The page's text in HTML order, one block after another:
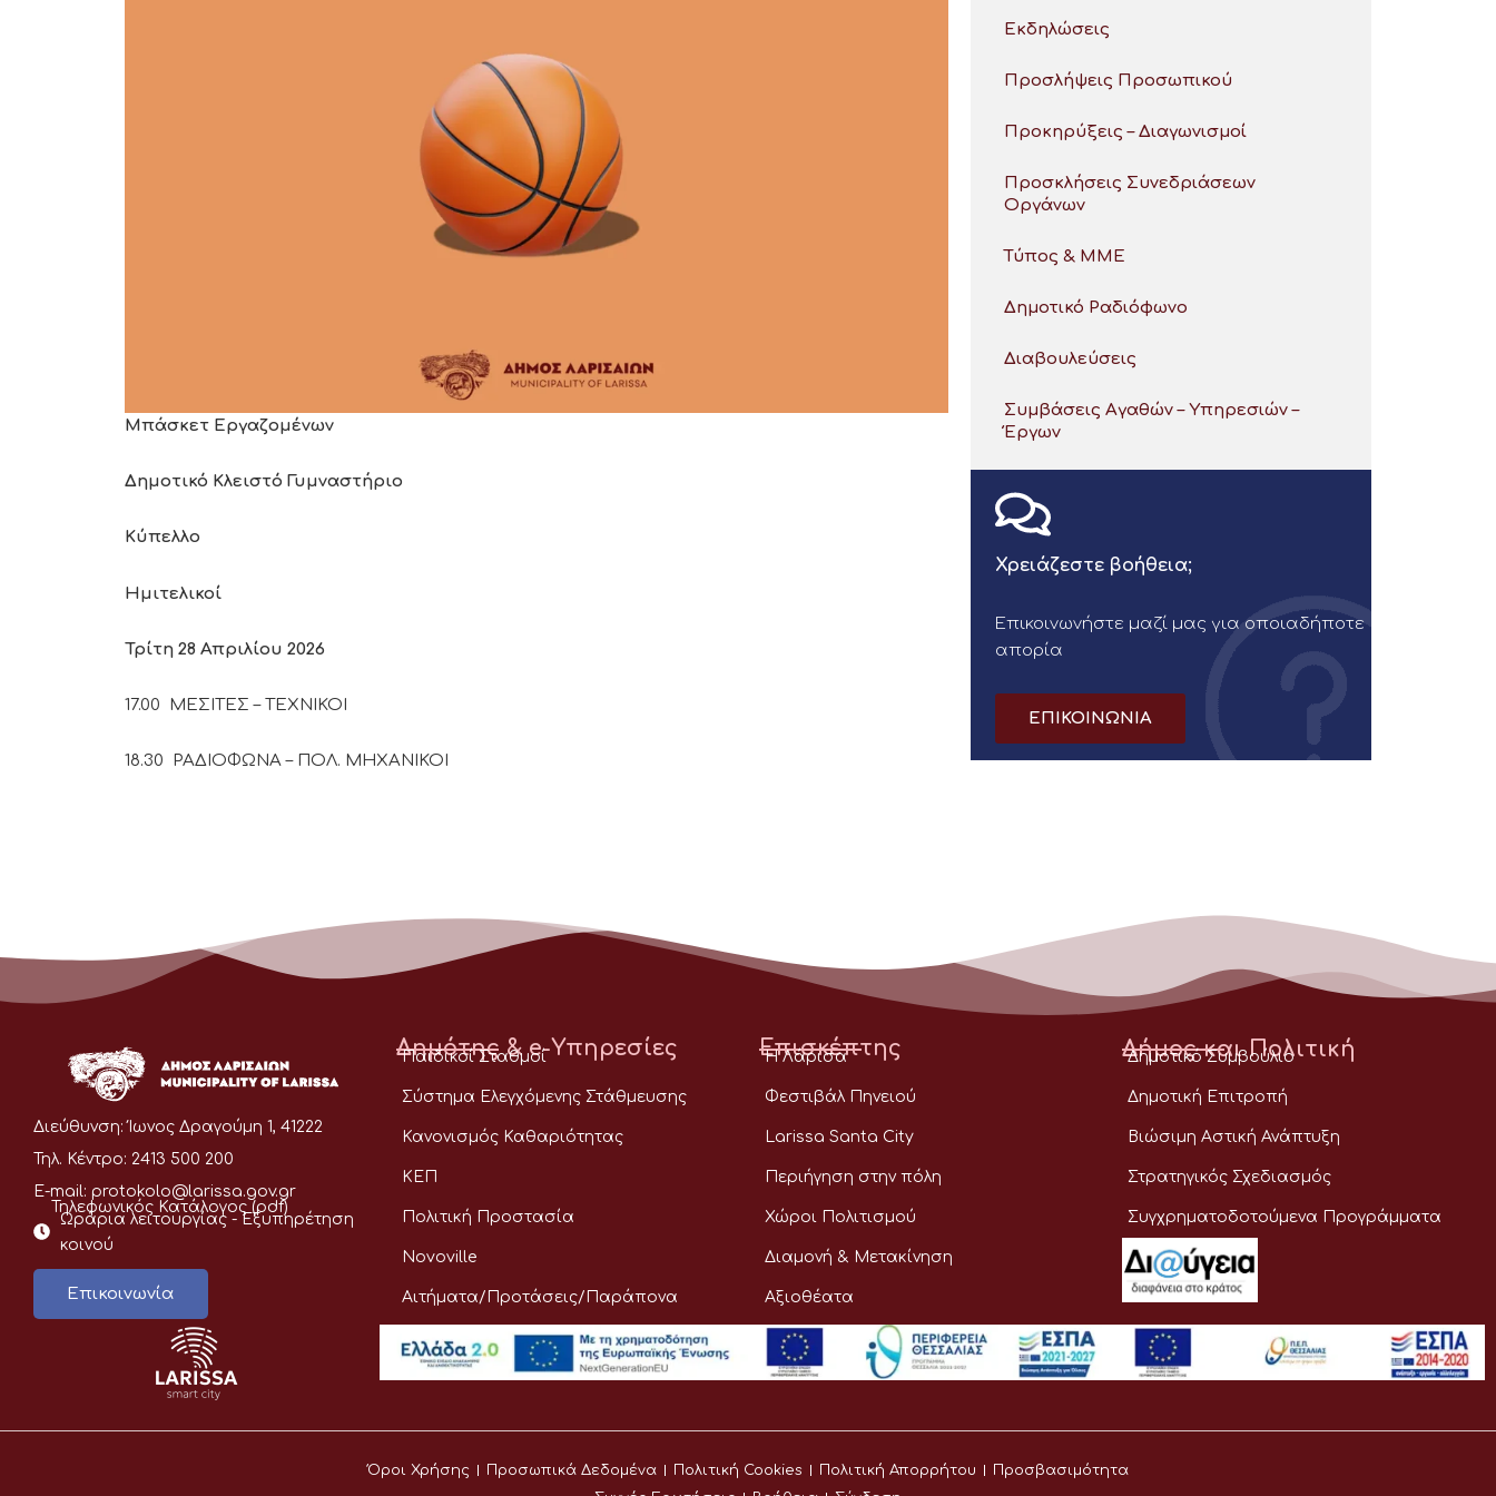
Μπάσκετ Εργαζομένων
Δημοτικό Κλειστό Γυμναστήριο
Κύπελλο
Ημιτελικοί
Τρίτη 28 Απριλίου 2026
17.00 ΜΕΣΙΤΕΣ – ΤΕΧΝΙΚΟΙ
18.30 ΡΑΔΙΟΦΩΝΑ – ΠΟΛ. ΜΗΧΑΝΙΚΟΙ
Εκδηλώσεις
Προσλήψεις Προσωπικού
Προκηρύξεις – Διαγωνισμοί
Προσκλήσεις Συνεδριάσεων
Οργάνων
Τύπος & ΜΜΕ
Δημοτικό Ραδιόφωνο
Διαβουλεύσεις
Συμβάσεις Αγαθών – Υπηρεσιών –
Έργων
Χρειάζεστε βοήθεια;
Επικοινωνήστε μαζί μας για οποιαδήποτε
απορία
ΕΠΙΚΟΙΝΩΝΙΑ
Διεύθυνση: Ίωνος Δραγούμη 1, 41222
Τηλ. Κέντρο: 2413 500 200
E-mail: protokolo@larissa.gov.gr
Τηλεφωνικός Κατάλογος (pdf)
Ωράρια λειτουργίας - Eξυπηρέτηση
κοινού
Επικοινωνία
Δημότης & e-Υπηρεσίες
Παιδικοί Σταθμοί
Σύστημα Ελεγχόμενης Στάθμευσης
Κανονισμός Καθαριότητας
ΚΕΠ
Πολιτική Προστασία
Novoville
Αιτήματα/Προτάσεις/Παράπονα
Επισκέπτης
Η Λάρισα
Φεστιβάλ Πηνειού
Larissa Santa City
Περιήγηση στην πόλη
Χώροι Πολιτισμού
Διαμονή & Μετακίνηση
Αξιοθέατα
Δήμος και Πολιτική
Δημοτικό Συμβούλιο
Δημοτική Επιτροπή
Βιώσιμη Αστική Ανάπτυξη
Στρατηγικός Σχεδιασμός
Συγχρηματοδοτούμενα Προγράμματα
Όροι Χρήσης Προσωπικά Δεδομένα Πολιτική Cookies Πολιτική Απορρήτου
Προσβασιμότητα